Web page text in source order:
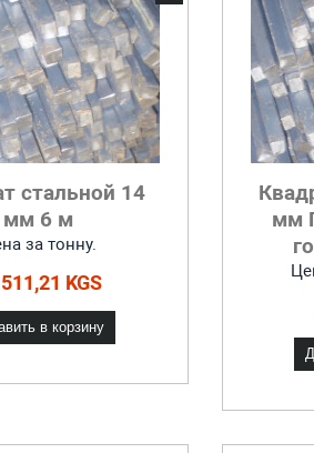
стальной 14
мм 6 м
за тонну.
KGS
в корзину
мм